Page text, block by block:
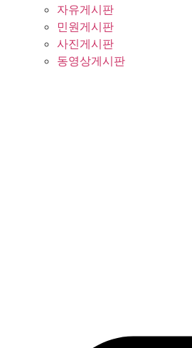
자유게시판
민원게시판
사진게시판
동영상게시판